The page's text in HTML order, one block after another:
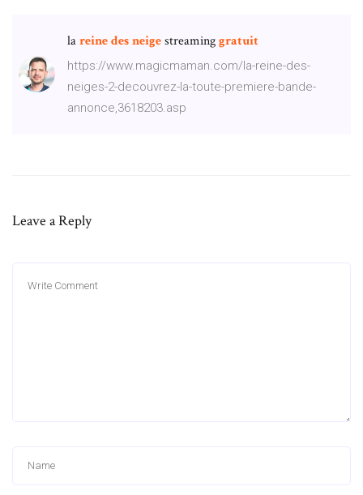
lareinedesneigestreaminggratuit
https://www.magicmaman.com/la-reine-des-
neiges-2-decouvrez-la-toute-premiere-bande-
annonce,3618203.asp
Leave a Reply